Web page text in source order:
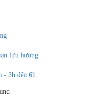
lưu hương
- 3h đến 6h